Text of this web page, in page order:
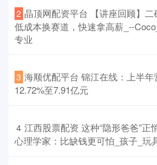
2 晶顶网配资平台 【讲座回顾】二
低成本换赛道，快速拿高薪_--
专业
3 海顺优配平台 锦江在线：上半年
12.72%至7.91亿元
4 江西股票配资 这种“隐形爸爸”正
心理学家：比缺钱更可怕_孩子_玩